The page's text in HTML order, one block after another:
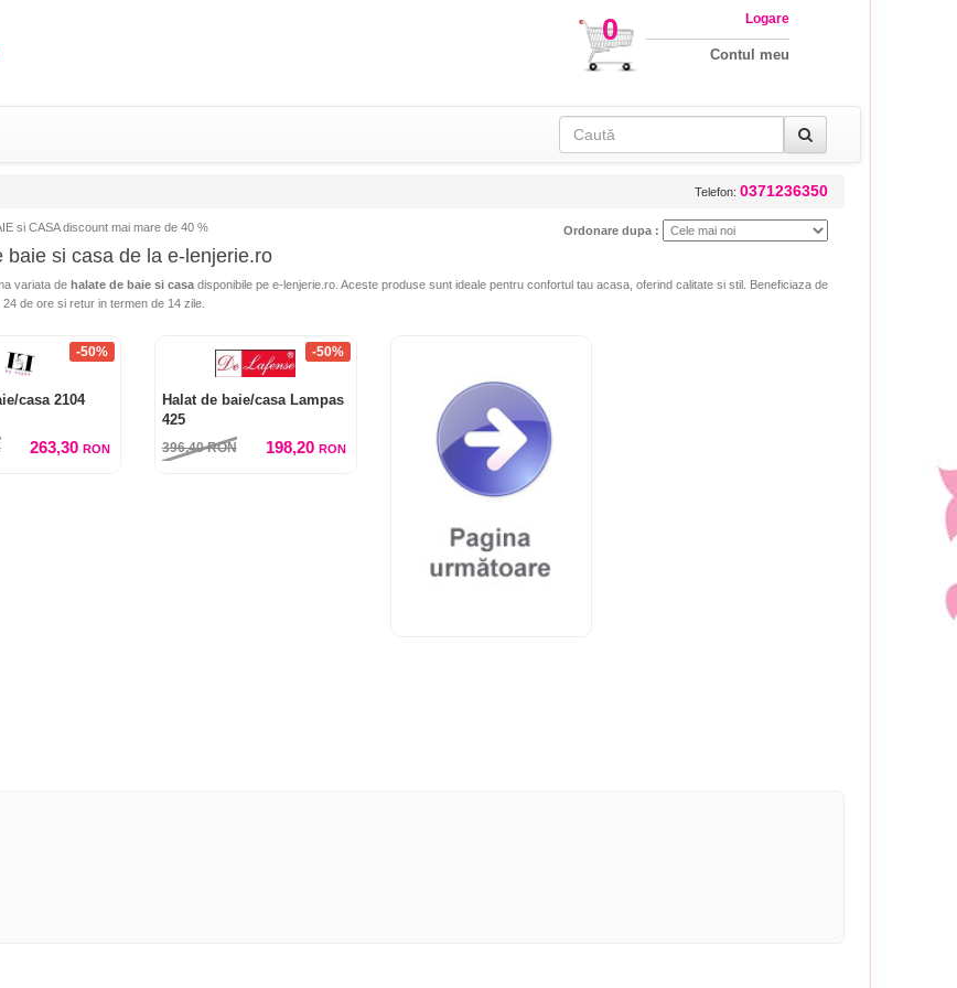
0 Logare
Contul meu
Telefon: 0371236350
si CASA discount mai mare de 40 % Ordonare dupa :
baie si casa de la e-lenjerie.ro
variata de halate de baie si casa disponibile pe e-lenjerie.ro. Aceste produse sunt ideale pentru confortul tau acasa, oferind calitate si stil. Beneficiaza de
de ore si retur in termen de 14 zile.
-50%
casa 2104
263,30 RON
-50%
Halat de baie/casa Lampas
425
396,40RON 198,20 RON